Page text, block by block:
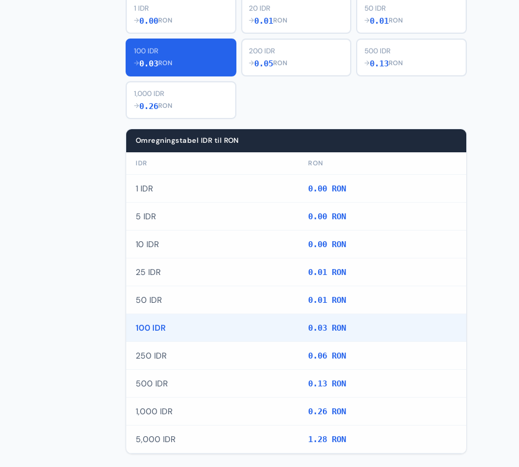
1 IDR
→0.00RON
20 IDR
→0.01RON
50 IDR
→0.01RON
100 IDR
→0.03RON
200 IDR
→0.05RON
500 IDR
→0.13RON
1,000 IDR
→0.26RON
Omregningstabel IDR til RON
IDR RON
1 IDR 0.00 RON
5 IDR 0.00 RON
10 IDR 0.00 RON
25 IDR 0.01 RON
50 IDR 0.01 RON
100 IDR 0.03 RON
250 IDR 0.06 RON
500 IDR 0.13 RON
1,000 IDR 0.26 RON
5,000 IDR 1.28 RON